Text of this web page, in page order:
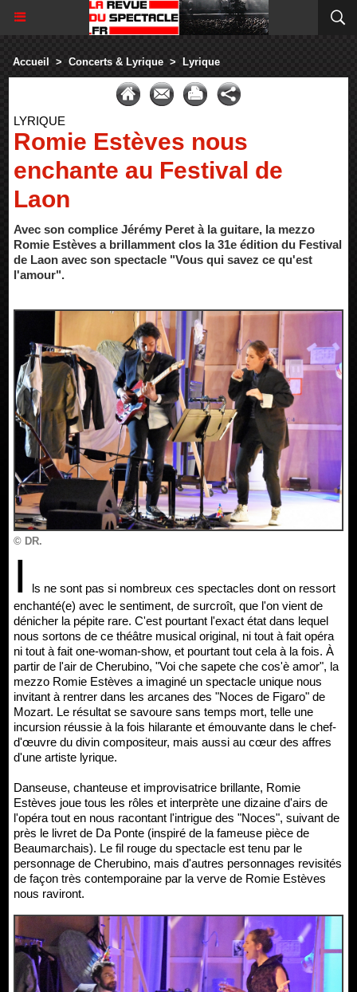
Accueil > Concerts & Lyrique > Lyrique
LYRIQUE
Romie Estèves nous
enchante au Festival de
Laon
Avec son complice Jérémy Peret à la guitare, la mezzo
Romie Estèves a brillamment clos la 31e édition du Festival
de Laon avec son spectacle "Vous qui savez ce qu'est
l'amour".
© DR.
I
ls ne sont pas si nombreux ces spectacles dont on ressort
enchanté(e) avec le sentiment, de surcroît, que l'on vient de
dénicher la pépite rare. C'est pourtant l'exact état dans lequel
nous sortons de ce théâtre musical original, ni tout à fait opéra
ni tout à fait one-woman-show, et pourtant tout cela à la fois. À
partir de l'air de Cherubino, "Voi che sapete che cos'è amor", la
mezzo Romie Estèves a imaginé un spectacle unique nous
invitant à rentrer dans les arcanes des "Noces de Figaro" de
Mozart. Le résultat se savoure sans temps mort, telle une
incursion réussie à la fois hilarante et émouvante dans le chef-
d'œuvre du divin compositeur, mais aussi au cœur des affres
d'une artiste lyrique.
Danseuse, chanteuse et improvisatrice brillante, Romie
Estèves joue tous les rôles et interprète une dizaine d'airs de
l'opéra tout en nous racontant l'intrigue des "Noces", suivant de
près le livret de Da Ponte (inspiré de la fameuse pièce de
Beaumarchais). Le fil rouge du spectacle est tenu par le
personnage de Cherubino, mais d'autres personnages revisités
de façon très contemporaine par la verve de Romie Estèves
nous raviront.